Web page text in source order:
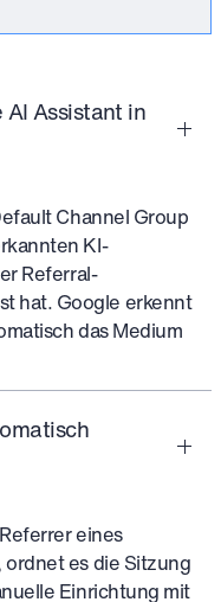
Assistant in
Channel Group
KI-
Referral-
hat. Google erkennt
das Medium
eines
es die Sitzung
Einrichtung mit